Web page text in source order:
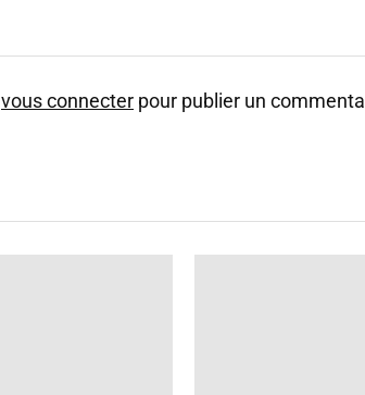
vous connecter pour publier un